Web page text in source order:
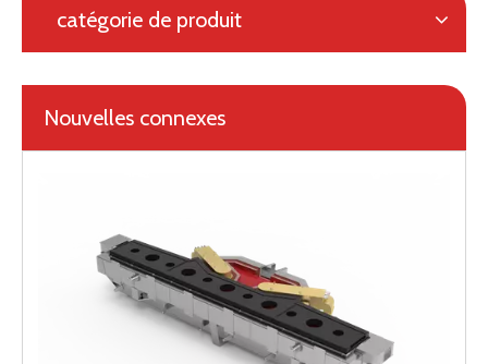
catégorie de produit
Nouvelles connexes